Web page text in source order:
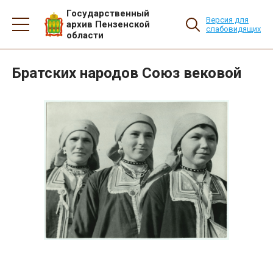
Государственный
архив Пензенской
области
Версия для
слабовидящих
Братских народов Союз вековой